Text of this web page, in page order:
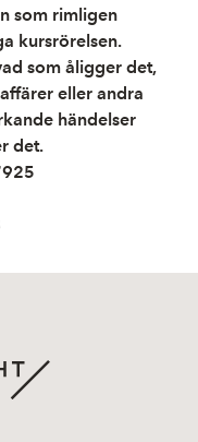
som rimligen
kursrörelsen.
som åligger det,
eller andra
händelser
det.